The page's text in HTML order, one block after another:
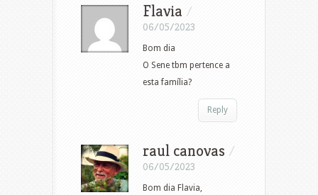
Flavia /
06/05/2023
Bom dia
O Sene tbm pertence a
esta família?
Reply
raul canovas /
06/05/2023
Bom dia Flavia,